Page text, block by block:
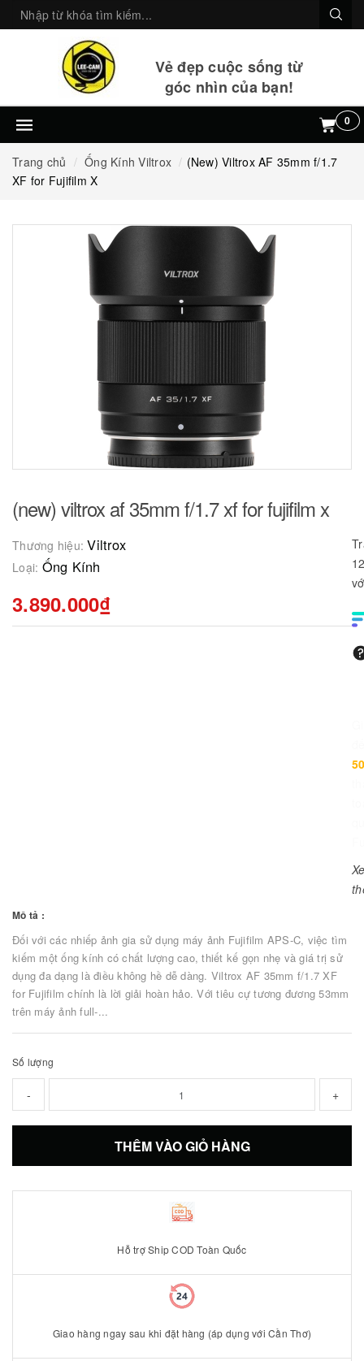
Vẻ đẹp cuộc sống từ
góc nhìn của bạn!
0
Trang chủ Ống Kính Viltrox
(New) Viltrox AF 35mm f/1.7
XF for Fujifilm X
(new) viltrox af 35mm f/1.7 xf for fujifilm x
Thương hiệu:Viltrox
Loại: Ống Kính
3.890.000₫
Mô tả :
Đối với các nhiếp ảnh gia sử dụng máy ảnh Fujifilm APS-C, việc tìm
kiếm một ống kính có chất lượng cao, thiết kế gọn nhẹ và giá trị sử
dụng đa dạng là điều không hề dễ dàng. Viltrox AF 35mm f/1.7 XF
for Fujifilm chính là lời giải hoàn hảo. Với tiêu cự tương đương 53mm
trên máy ảnh full-...
Số lượng
- +
THÊM VÀO GIỎ HÀNG
Hỗ trợ Ship COD Toàn Quốc
Giao hàng ngay sau khi đặt hàng (áp dụng với Cần Thơ)